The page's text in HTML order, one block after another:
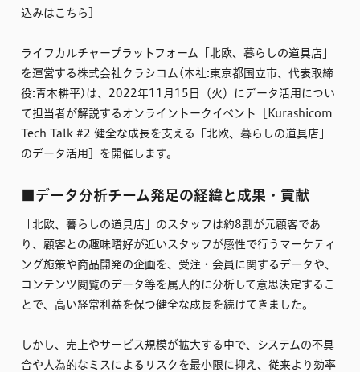
込みはこちら
ライフカルチャープラットフォーム「北欧、暮らしの道具店」
を運営する株式会社クラシコム(本社:東京都国立市、代表取締
役:青木耕平)は、2022年11月15日（火）にデータ活用につい
て担当者が解説するオンライントークイベント［Kurashicom
Tech Talk #2 健全な成長を支える「北欧、暮らしの道具店」
のデータ活用］を開催します。
■データ分析チーム発足の経緯と成果・貢献
「北欧、暮らしの道具店」のスタッフは約8割が元顧客であ
り、顧客との趣味嗜好が近いスタッフが感性で行うマーケティ
ング施策や商品開発の企画を、受注・会員に関するデータや、
コンテンツ閲覧のデータ等を属人的に分析して意思決定するこ
とで、高い経常利益を保つ健全な成長を続けてきました。
しかし、売上やサービス規模が拡大する中で、システムの不具
合や人為的なミスによるリスクを最小限に抑え、従来より効率